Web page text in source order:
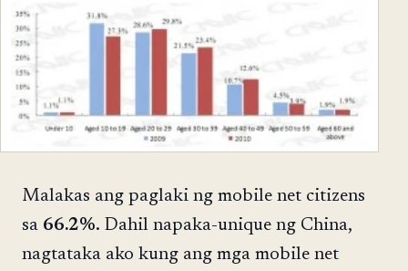
Malakas ang paglaki ng mobile net citizens
sa 66.2%. Dahil napaka-unique ng China,
nagtataka ako kung ang mga mobile net